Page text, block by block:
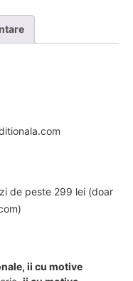
de peste 299 lei (doar
ii cu motive